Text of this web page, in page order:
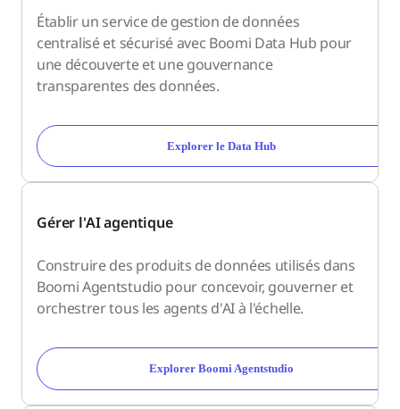
Établir un service de gestion de données
centralisé et sécurisé avec Boomi Data Hub pour
une découverte et une gouvernance
transparentes des données.
Explorer le Data Hub
Gérer l'AI agentique
Construire des produits de données utilisés dans
Boomi Agentstudio pour concevoir, gouverner et
orchestrer tous les agents d'AI à l'échelle.
Explorer Boomi Agentstudio